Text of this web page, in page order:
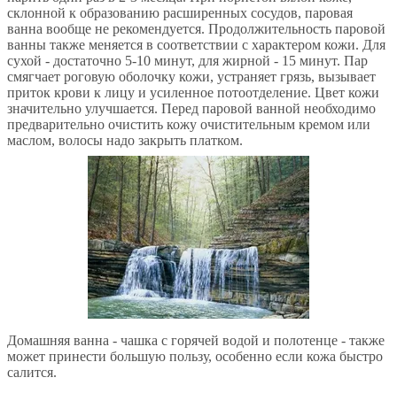
склонной к образованию расширенных сосудов, паровая
ванна вообще не рекомендуется. Продолжительность паровой
ванны также меняется в соответствии с характером кожи. Для
сухой - достаточно 5-10 минут, для жирной - 15 минут. Пар
смягчает роговую оболочку кожи, устраняет грязь, вызывает
приток крови к лицу и усиленное потоотделение. Цвет кожи
значительно улучшается. Перед паровой ванной необходимо
предварительно очистить кожу очистительным кремом или
маслом, волосы надо закрыть платком.
Домашняя ванна - чашка с горячей водой и полотенце - также
может принести большую пользу, особенно если кожа быстро
салится.